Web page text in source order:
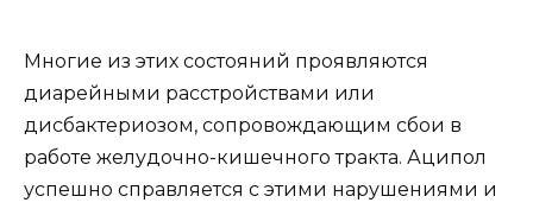
Многие из этих состояний проявляются
диарейными расстройствами или
дисбактериозом, сопровождающим сбои в
работе желудочно-кишечного тракта. Аципол
успешно справляется с этими нарушениями и